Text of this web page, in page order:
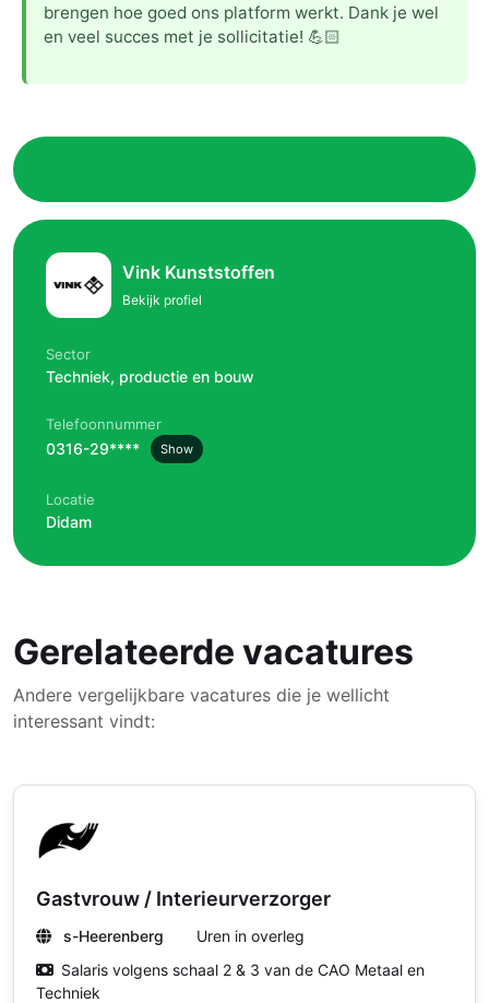
brengen hoe goed ons platform werkt. Dank je wel
en veel succes met je sollicitatie! 💪🏻
Vink Kunststoffen
Bekijk profiel
Sector
Techniek, productie en bouw
Telefoonnummer
0316-29**** Show
Locatie
Didam
Gerelateerde vacatures
Andere vergelijkbare vacatures die je wellicht
interessant vindt:
Gastvrouw / Interieurverzorger
s-Heerenberg
Uren in overleg
Salaris volgens schaal 2 & 3 van de CAO Metaal en
Techniek